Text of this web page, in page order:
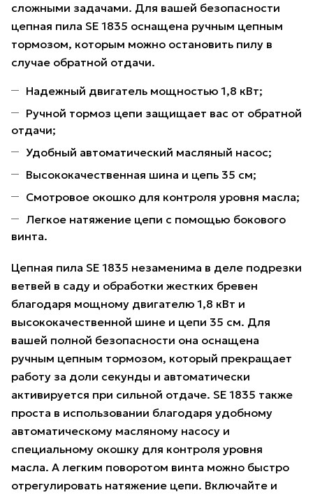
сложными задачами. Для вашей безопасности
цепная пила SE 1835 оснащена ручным цепным
тормозом, которым можно остановить пилу в
случае обратной отдачи.
Надежный двигатель мощностью 1,8 кВт;
Ручной тормоз цепи защищает вас от обратной
отдачи;
Удобный автоматический масляный насос;
Высококачественная шина и цепь 35 см;
Смотровое окошко для контроля уровня масла;
Легкое натяжение цепи с помощью бокового
винта.
Цепная пила SE 1835 незаменима в деле подрезки
ветвей в саду и обработки жестких бревен
благодаря мощному двигателю 1,8 кВт и
высококачественной шине и цепи 35 см. Для
вашей полной безопасности она оснащена
ручным цепным тормозом, который прекращает
работу за доли секунды и автоматически
активируется при сильной отдаче. SE 1835 также
проста в использовании благодаря удобному
автоматическому масляному насосу и
специальному окошку для контроля уровня
масла. А легким поворотом винта можно быстро
отрегулировать натяжение цепи. Включайте и